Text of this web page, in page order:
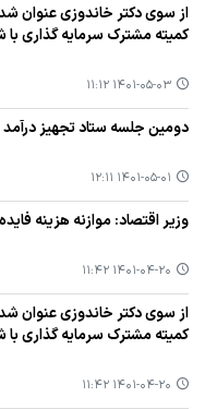
از سوی دكتر خاندوزی عنوان
كمیته مشترك سرمایه گذاری با
۱۴۰۱-۰۵-۰۳ ۱۱:۱۲
دومین جلسه ستاد تجهیز درآمد
۱۴۰۱-۰۵-۰۱ ۱۲:۱۱
وزیر اقتصاد: موازنه هزینه
۱۴۰۱-۰۴-۲۰ ۱۱:۴۲
از سوی دكتر خاندوزی عنوان
كمیته مشترك سرمایه گذاری با
۱۴۰۱-۰۴-۲۰ ۱۱:۴۲